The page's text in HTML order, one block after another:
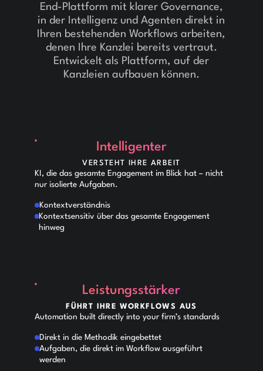
End-Plattform mit klarer Governance,
in der Intelligenz und Agenten direkt in
Ihren bestehenden Workflows arbeiten,
denen Ihre Kanzlei bereits vertraut.
Entwickelt als Plattform, auf der
Kanzleien aufbauen können.
Intelligenter
VERSTEHT IHRE ARBEIT
KI, die das gesamte Engagement im Blick hat – nicht
nur isolierte Aufgaben.
Kontextverständnis
Kontextsensitiv über das gesamte Engagement
hinweg
Leistungsstärker
FÜHRT IHRE WORKFLOWS AUS
Automation built directly into your firm’s standards
Direkt in die Methodik eingebettet
Aufgaben, die direkt im Workflow ausgeführt
werden